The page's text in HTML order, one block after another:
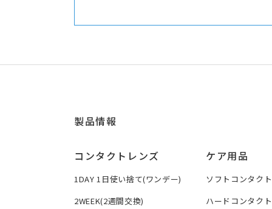
製品情報
コンタクトレンズ
1DAY 1日使い捨て(ワンデー)
2WEEK(2週間交換)
ケア用品
ソフトコンタク
ハードコンタク